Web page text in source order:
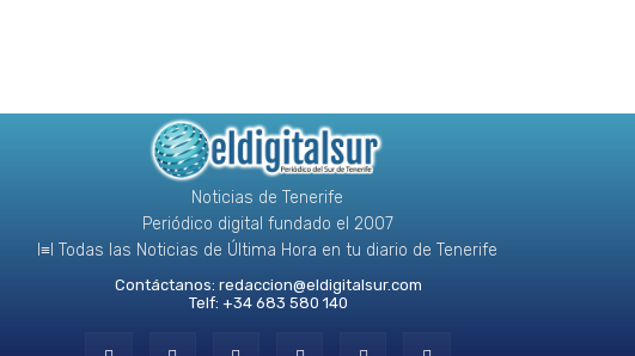
Noticias de Tenerife
Periódico digital fundado el 2007
l≡l Todas las Noticias de Última Hora en tu diario de Tenerife
Contáctanos: redaccion@eldigitalsur.com
Telf: +34 683 580 140